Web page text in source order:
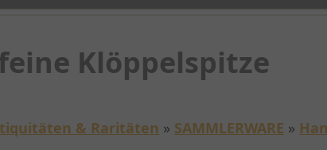
Klöppelspitze
& Raritäten » SAMMLERWARE »